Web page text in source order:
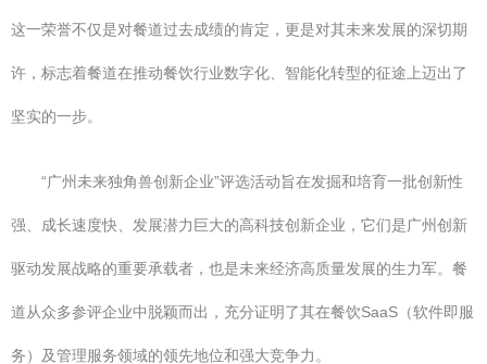
这一荣誉不仅是对餐道过去成绩的肯定，更是对其未来发展的深切期
许，标志着餐道在推动餐饮行业数字化、智能化转型的征途上迈出了
坚实的一步。
“广州未来独角兽创新企业”评选活动旨在发掘和培育一批创新性
强、成长速度快、发展潜力巨大的高科技创新企业，它们是广州创新
驱动发展战略的重要承载者，也是未来经济高质量发展的生力军。餐
道从众多参评企业中脱颖而出，充分证明了其在餐饮SaaS（软件即服
务）及管理服务领域的领先地位和强大竞争力。